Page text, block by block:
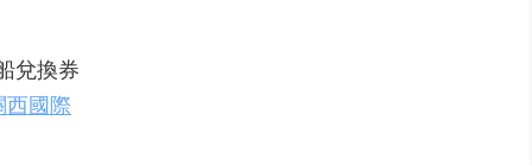
兌換券
西國際